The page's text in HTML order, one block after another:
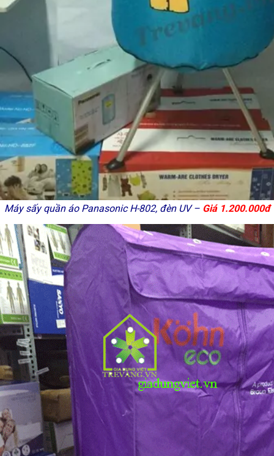
Máy sấy quần áo Panasonic H-802, đèn UV – Giá 1.200.000đ